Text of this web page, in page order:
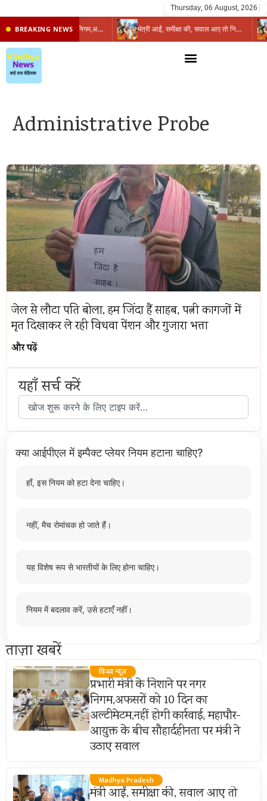
Thursday, 06 August, 2026
BREAKING NEWS प्रभारी मंत्री के निशाने पर नगर निगम,अफसरों को 10 दिन का अल्टीमेटम,नहीं होगी कार्रवाई, महापौर-आयुक्त के बीच सौहार्दहीनता पर मंत्री ने उठाए सवाल मंत्री आईं, समीक्षा की, सवाल आए तो निकल गईं – खाली जयंत चौंकीं पर नहीं दिया जवाब
Administrative Probe
जेल से लौटा पति बोला, हम जिंदा हैं साहब, पत्नी कागजों में
मृत दिखाकर ले रही विधवा पेंशन और गुजारा भत्ता
और पढ़ें
यहाँ सर्च करें
क्या आईपीएल में इम्पैक्ट प्लेयर नियम हटाना चाहिए?
हाँ, इस नियम को हटा देना चाहिए।
नहीं, मैच रोमांचक हो जाते हैं।
यह विशेष रूप से भारतीयों के लिए होना चाहिए।
नियम में बदलाव करें, उसे हटाएँ नहीं।
ताज़ा खबरें
विन्ध्य न्यूज़
प्रभारी मंत्री के निशाने पर नगर
निगम,अफसरों को 10 दिन का
अल्टीमेटम,नहीं होगी कार्रवाई, महापौर-
आयुक्त के बीच सौहार्दहीनता पर मंत्री ने
उठाए सवाल
Madhya Pradesh
मंत्री आईं, समीक्षा की, सवाल आए तो